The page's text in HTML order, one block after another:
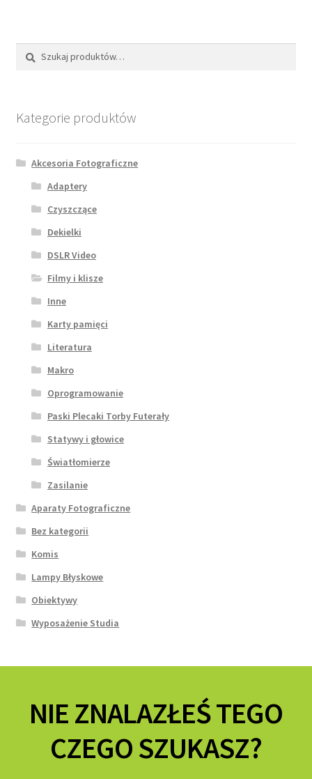
Kategorie produktów
Akcesoria Fotograficzne
Adaptery
Czyszczące
Dekielki
DSLR Video
Filmy i klisze
Inne
Karty pamięci
Literatura
Makro
Oprogramowanie
Paski Plecaki Torby Futerały
Statywy i głowice
Światłomierze
Zasilanie
Aparaty Fotograficzne
Bez kategorii
Komis
Lampy Błyskowe
Obiektywy
Wyposażenie Studia
NIE ZNALAZŁEŚ TEGO
CZEGO SZUKASZ?